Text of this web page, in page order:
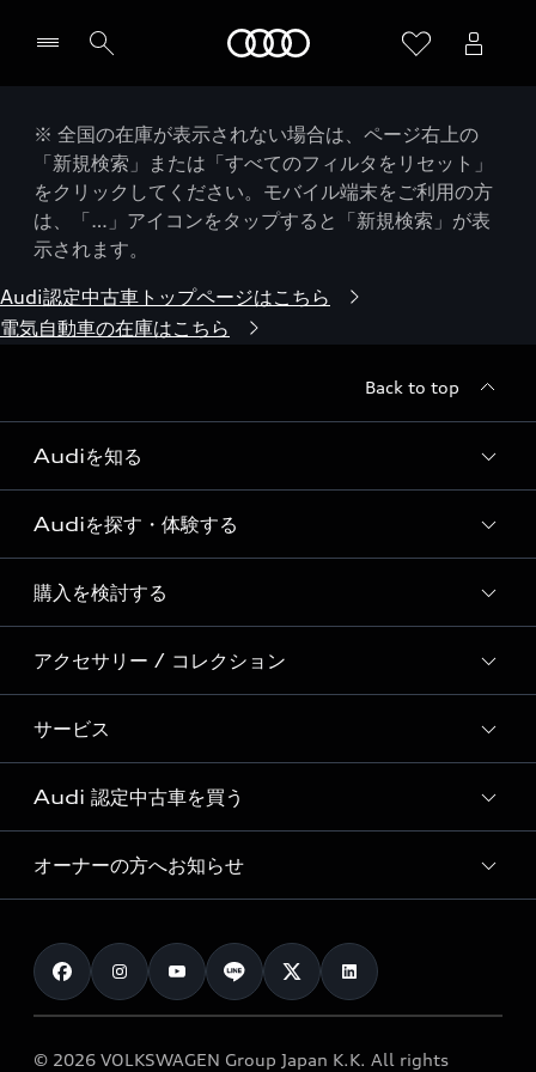
※ 全国の在庫が表示されない場合は、ページ右上の
「新規検索」または「すべてのフィルタをリセット」
をクリックしてください。モバイル端末をご利用の方
は、「…」アイコンをタップすると「新規検索」が表
示されます。
Audi認定中古車トップページはこちら
電気自動車の在庫はこちら
Back to top
Audiを知る
Audi ブランド
Story of Progress
Audi Sport
Formula 1®
デジタルサービス
Audiを探す・体験する
ディーラー検索
新車在庫検索
試乗車・展示車検索
見積り依頼
試乗予約
購入を検討する
モデル一覧
特別仕様モデル / 限定モデル
e-tronラインアップ
価格シミュレーション
車両比較
カタログ一覧
アクセサリー / コレクション
純正アクセサリー
オンラインショップ
Audi collection
アウディナビアプリ
サービス
サービス入庫予約
サービスプログラム
メンテナンス
車検 / 定期点検
e-tronアフターサポート
Audi 認定中古車を買う
Audi認定中古車
クオリティ
保証
メンテナンス
オーナーの方へお知らせ
お知らせ
オーナー様向けキャンペーン
© 2026 VOLKSWAGEN Group Japan K.K. All rights